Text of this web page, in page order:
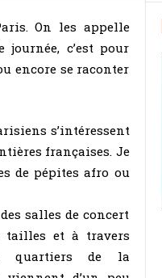
On les appelle
c’est pour
encore se raconter
s’intéressent
françaises. Je
de pépites afro ou
salles de concert
tailles et à travers
quartiers de la